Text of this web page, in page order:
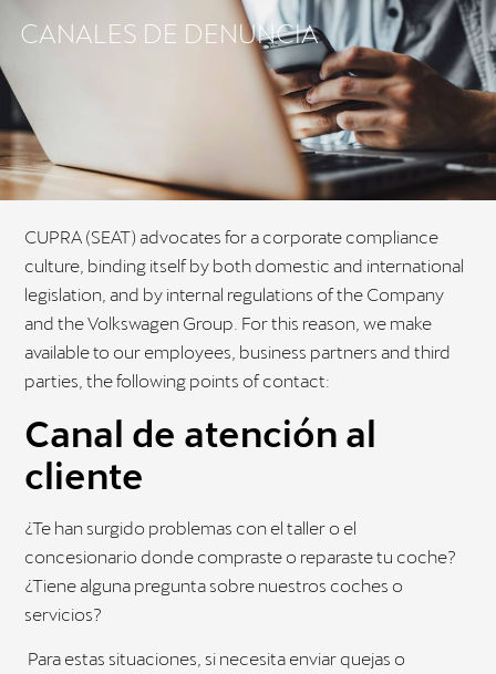
AUTOBERLIN
CANALES DE DENUNCIA
CUPRA (SEAT) advocates for a corporate compliance
culture, binding itself by both domestic and international
legislation, and by internal regulations of the Company
and the Volkswagen Group. For this reason, we make
available to our employees, business partners and third
parties, the following points of contact:
Canal de atención al
cliente
¿Te han surgido problemas con el taller o el
concesionario donde compraste o reparaste tu coche?
¿Tiene alguna pregunta sobre nuestros coches o
servicios?
Para estas situaciones, si necesita enviar quejas o